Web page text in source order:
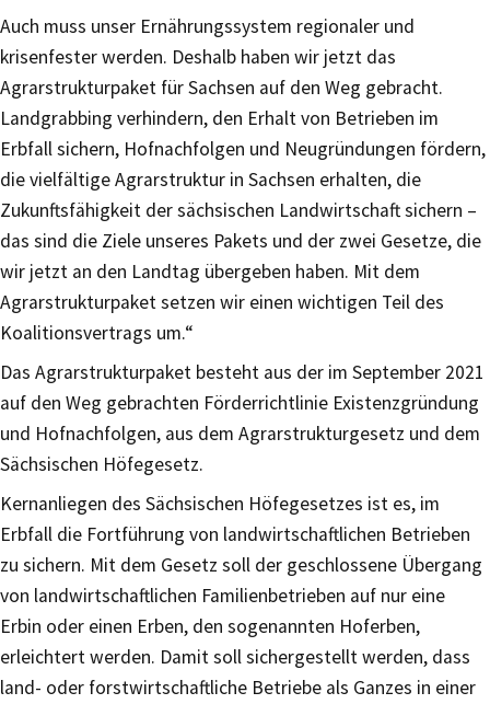
Auch muss unser Ernährungssystem regionaler und
krisenfester werden. Deshalb haben wir jetzt das
Agrarstrukturpaket für Sachsen auf den Weg gebracht.
Landgrabbing verhindern, den Erhalt von Betrieben im
Erbfall sichern, Hofnachfolgen und Neugründungen fördern,
die vielfältige Agrarstruktur in Sachsen erhalten, die
Zukunftsfähigkeit der sächsischen Landwirtschaft sichern –
das sind die Ziele unseres Pakets und der zwei Gesetze, die
wir jetzt an den Landtag übergeben haben. Mit dem
Agrarstrukturpaket setzen wir einen wichtigen Teil des
Koalitionsvertrags um.“
Das Agrarstrukturpaket besteht aus der im September 2021
auf den Weg gebrachten Förderrichtlinie Existenzgründung
und Hofnachfolgen, aus dem Agrarstrukturgesetz und dem
Sächsischen Höfegesetz.
Kernanliegen des Sächsischen Höfegesetzes ist es, im
Erbfall die Fortführung von landwirtschaftlichen Betrieben
zu sichern. Mit dem Gesetz soll der geschlossene Übergang
von landwirtschaftlichen Familienbetrieben auf nur eine
Erbin oder einen Erben, den sogenannten Hoferben,
erleichtert werden. Damit soll sichergestellt werden, dass
land- oder forstwirtschaftliche Betriebe als Ganzes in einer